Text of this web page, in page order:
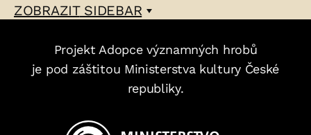
ZOBRAZITSIDEBAR
Projekt Adopce významných hrobů
je pod záštitou Ministerstva kultury České
republiky.